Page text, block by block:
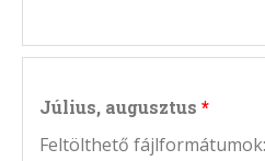
Július, augusztus
Feltölthető fájlformátumok: